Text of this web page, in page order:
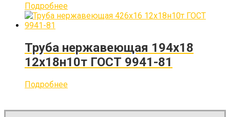
Подробнее
Труба нержавеющая 194х18
12х18н10т ГОСТ 9941-81
Подробнее